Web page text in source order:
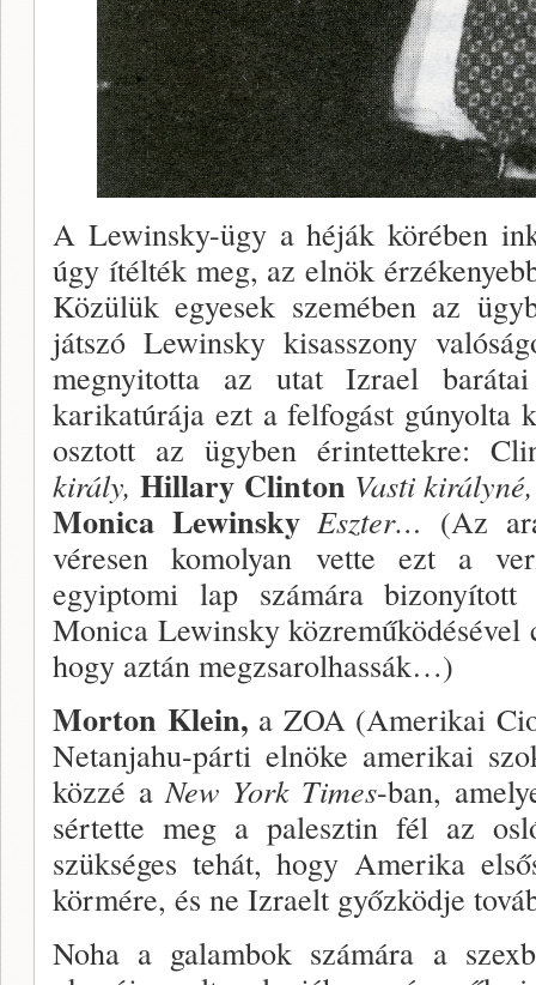
A Lewinsky-ügy a héják körében
úgy ítélték meg, az elnök
Közülük egyesek szemében az
játszó Lewinsky kisasszony
meg­nyitotta az utat Izrael
karikatúrája ezt a felfo­gást gúnyolta
osztott az ügyben érintettekre:
király,Hillary Clinton Vasti királyné,
Monica LewinskyEszter… (Az
véresen komolyan vette ezt a
egyiptomi lap számára
Monica Lewinsky közreműkö­désével
hogy aztán megzsarolhassák…)
Morton Klein, a ZOA (Amerikai
Netanjahu-párti elnöke amerikai
közzé a New York Times-ban,
sértette meg a palesztin fél az
szükséges tehát, hogy Amerika
körmére, és ne Izraelt győzködje
Noha a galambok számára a